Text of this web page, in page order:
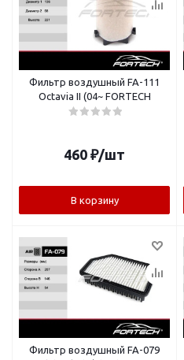
Фильтр воздушный FA-111
Octavia II (04~ FORTECH
460 ₽/шт
В корзину
Фильтр воздушный FA-079